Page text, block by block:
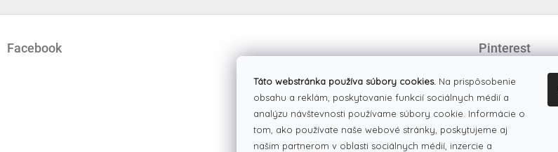
Táto webstránka používa súbory cookies. Na prispôsobenie
obsahu a reklám, poskytovanie funkcií sociálnych médií a
analýzu návštevnosti používame súbory cookie. Informácie o
tom, ako používate naše webové stránky, poskytujeme aj
našim partnerom v oblasti sociálnych médií, inzercie a
Facebook Pinterest